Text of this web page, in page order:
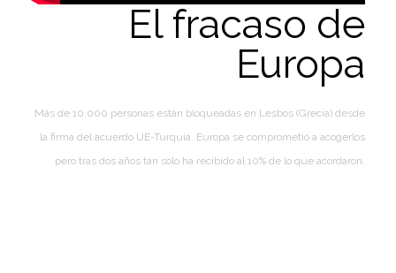
El fracaso de
Europa
Más de 10.000 personas están bloqueadas en Lesbos (Grecia) desde
la firma del acuerdo UE-Turquía. Europa se comprometió a acogerlos
pero tras dos años tan solo ha recibido al 10% de lo que acordaron.